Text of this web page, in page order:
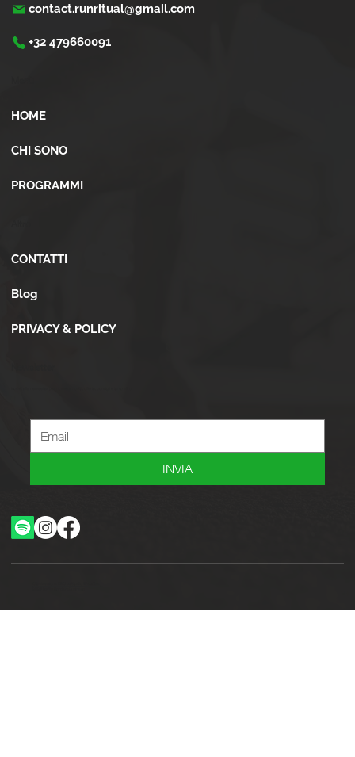
contact.runritual@gmail.com
+32 479660091
HOME
CHI SONO
PROGRAMMI
CONTATTI
Blog
PRIVACY & POLICY
INVIA